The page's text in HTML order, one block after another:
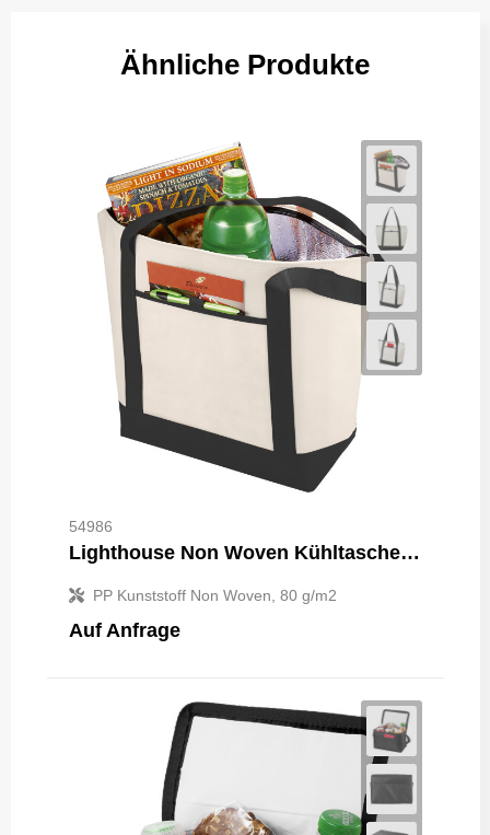
Ähnliche Produkte
54986
Lighthouse Non Woven Kühltasche 21L
PP Kunststoff Non Woven, 80 g/m2
Auf Anfrage